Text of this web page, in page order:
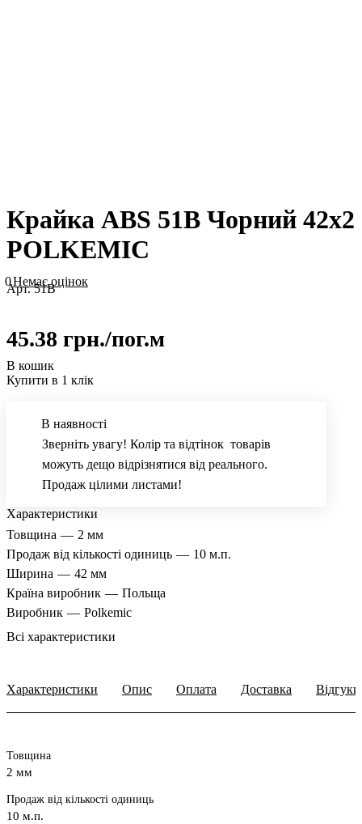
Крайка ABS 51B Чорний 42х2
POLKEMIC
0Немає оцінок
Арт.51B
45.38 грн./пог.м
В кошик
Купити в 1 клік
В наявності
Зверніть увагу! Колір та відтінок товарів
можуть дещо відрізнятися від реального.
Продаж цілими листами!
Характеристики
Товщина — 2 мм
Продаж від кількості одиниць — 10 м.п.
Ширина — 42 мм
Країна виробник — Польща
Виробник — Polkemic
Всі характеристики
Характеристики Опис Оплата Доставка Відгуки
Товщина
2 мм
Продаж від кількості одиниць
10 м.п.